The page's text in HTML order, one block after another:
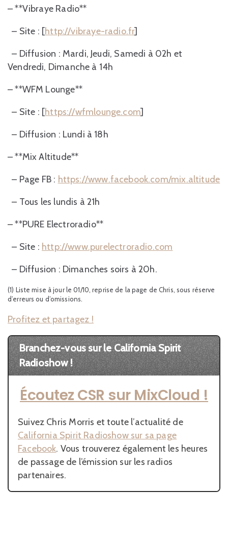
– **Vibraye Radio**
– Site : [http://vibraye-radio.fr]
– Diffusion : Mardi, Jeudi, Samedi à 02h et
Vendredi, Dimanche à 14h
– **WFM Lounge**
– Site : [https://wfmlounge.com]
– Diffusion : Lundi à 18h
– **Mix Altitude**
– Page FB : https://www.facebook.com/mix.altitude
– Tous les lundis à 21h
– **PURE Electroradio**
– Site : http://www.purelectroradio.com
– Diffusion : Dimanches soirs à 20h.
(1) Liste mise à jour le 01/10, reprise de la page de Chris, sous réserve
d’erreurs ou d’omissions.
Profitez et partagez !
Branchez-vous sur le California Spirit
Radioshow !
Écoutez CSR sur MixCloud !
Suivez Chris Morris et toute l’actualité de
California Spirit Radioshow sur sa page
Facebook. Vous trouverez également les heures
de passage de l’émission sur les radios
partenaires.